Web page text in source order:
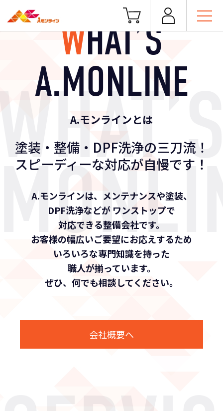
WHAT’S
A.MONLINE
A.モンラインとは
塗装・整備・DPF洗浄の三刀流！
スピーディーな対応が自慢です！
A.モンラインは、メンテナンスや塗装、
DPF洗浄などが ワンストップで
対応できる整備会社です。
お客様の幅広いご要望にお応えするため
いろいろな専門知識を持った
職人が揃っています。
ぜひ、何でも相談してください。
会社概要へ